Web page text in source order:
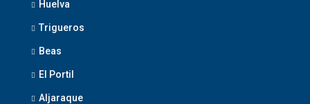
Huelva
Trigueros
Beas
El Portil
Aljaraque